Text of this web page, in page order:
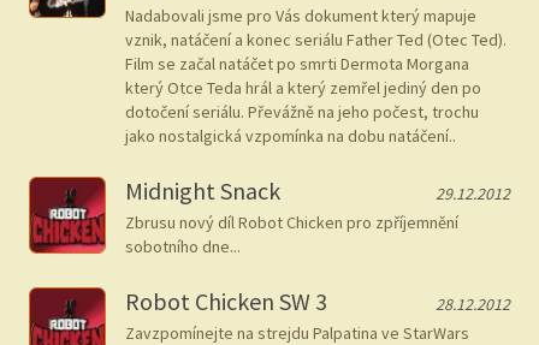
Nadabovali jsme pro Vás dokument který mapuje
vznik, natáčení a konec seriálu Father Ted (Otec Ted).
Film se začal natáčet po smrti Dermota Morgana
který Otce Teda hrál a který zemřel jediný den po
dotočení seriálu. Převážně na jeho počest, trochu
jako nostalgická vzpomínka na dobu natáčení..
Midnight Snack
29.12.2012
Zbrusu nový díl Robot Chicken pro zpříjemnění
sobotního dne...
Robot Chicken SW 3
28.12.2012
Zavzpomínejte na strejdu Palpatina ve StarWars